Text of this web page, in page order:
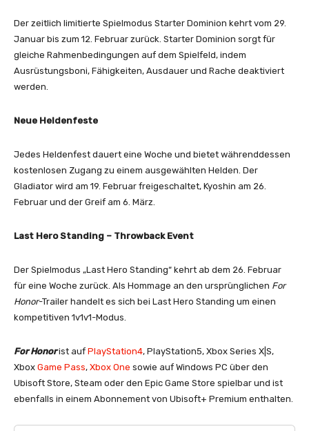
Der zeitlich limitierte Spielmodus Starter Dominion kehrt vom 29.
Januar bis zum 12. Februar zurück. Starter Dominion sorgt für
gleiche Rahmenbedingungen auf dem Spielfeld, indem
Ausrüstungsboni, Fähigkeiten, Ausdauer und Rache deaktiviert
werden.
Neue Heldenfeste
Jedes Heldenfest dauert eine Woche und bietet währenddessen
kostenlosen Zugang zu einem ausgewählten Helden. Der
Gladiator wird am 19. Februar freigeschaltet, Kyoshin am 26.
Februar und der Greif am 6. März.
Last Hero Standing – Throwback Event
Der Spielmodus „Last Hero Standing“ kehrt ab dem 26. Februar
für eine Woche zurück. Als Hommage an den ursprünglichen For
Honor-Trailer handelt es sich bei Last Hero Standing um einen
kompetitiven 1v1v1-Modus.
For Honorist auf PlayStation4, PlayStation5, Xbox Series X|S,
Xbox Game Pass, Xbox One sowie auf Windows PC über den
Ubisoft Store, Steam oder den Epic Game Store spielbar und ist
ebenfalls in einem Abonnement von Ubisoft+ Premium enthalten.